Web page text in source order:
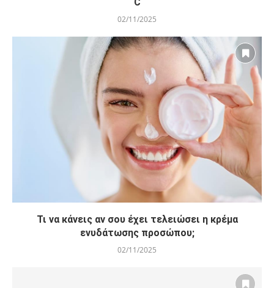
C
02/11/2025
Τι να κάνεις αν σου έχει τελειώσει η κρέμα
ενυδάτωσης προσώπου;
02/11/2025